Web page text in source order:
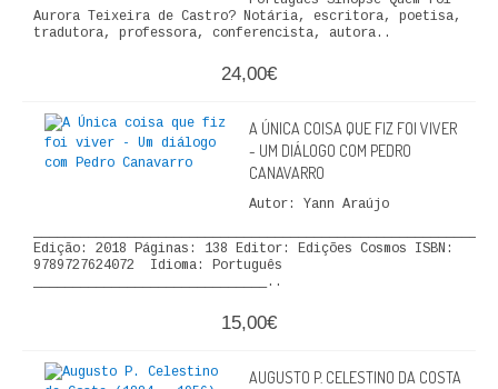
ANÁLISE DA ACÇÃO EDUCATIVA
COLEÇÃO PONTO DE INTERROGAÇÃO
COLEÇÃO PONTO E VÍRGULA
HISTÓRIA
PRÉ-HISTÓRIA
BIOGRAFIA
Aurora Teixeira de Castro? Notária, escritora, poetisa,
tradutora, professora, conferencista, autora..
24,00€
A ÚNICA COISA QUE FIZ FOI VIVER
- UM DIÁLOGO COM PEDRO
CANAVARRO
Autor: Yann Araújo
Edição: 2018 Páginas: 138 Editor: Edições Cosmos ISBN:
9789727624072 Idioma: Português
______________________________..
15,00€
AUGUSTO P. CELESTINO DA COSTA